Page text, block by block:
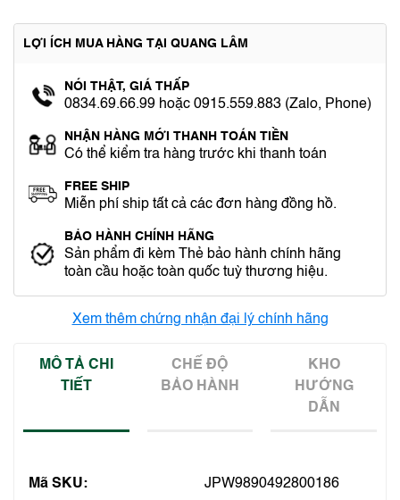
LỢI ÍCH MUA HÀNG TẠI QUANG LÂM
NÓI THẬT, GIÁ THẤP
0834.69.66.99 hoặc 0915.559.883 (Zalo, Phone)
NHẬN HÀNG MỚI THANH TOÁN TIỀN
Có thể kiểm tra hàng trước khi thanh toán
FREE SHIP
Miễn phí ship tất cả các đơn hàng đồng hồ.
BẢO HÀNH CHÍNH HÃNG
Sản phẩm đi kèm Thẻ bảo hành chính hãng
toàn cầu hoặc toàn quốc tuỳ thương hiệu.
Xem thêm chứng nhận đại lý chính hãng
MÔ TẢ CHI
TIẾT
CHẾ ĐỘ
BẢO HÀNH
KHO
HƯỚNG
DẪN
Mã SKU: JPW9890492800186